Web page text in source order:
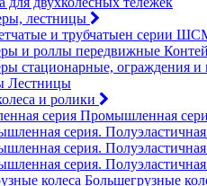
лестницы
Лестницы
и ролики
Промышленная
серия. Полуэластичная
серия. Полуэластичная
серия. Полуэластичная
Большегрузные